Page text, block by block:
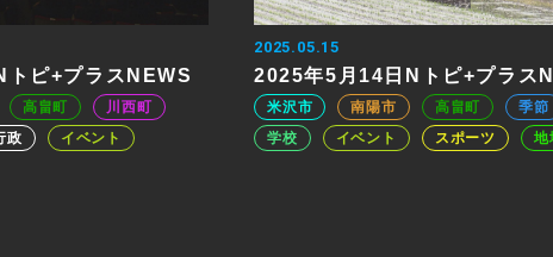
ピ+プラスNEWS
高畠町
川西町
政
イベント
2025.05.15
2025年5月14日Nトピ+プラス
米沢市 南陽市 高畠町
季節
学校
イベント スポーツ 地